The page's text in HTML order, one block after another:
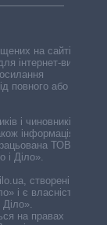
на сайті,
інтернет-видань
повного або
і чиновників,
інформація про
ТОВ «ІА
і Діло».
створені ГО
і є власністю
на правах